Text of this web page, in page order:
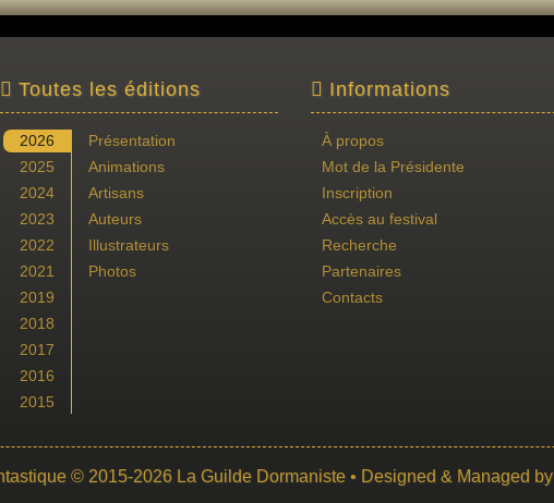
Toutes les éditions
2026
2025
2024
2023
2022
2021
2019
2018
2017
2016
2015
Présentation
Animations
Artisans
Auteurs
Illustrateurs
Photos
Informations
À propos
Mot de la Présidente
Inscription
Accès au festival
Recherche
Partenaires
Contacts
© 2015-2026 La Guilde Dormaniste • Designed & Managed by